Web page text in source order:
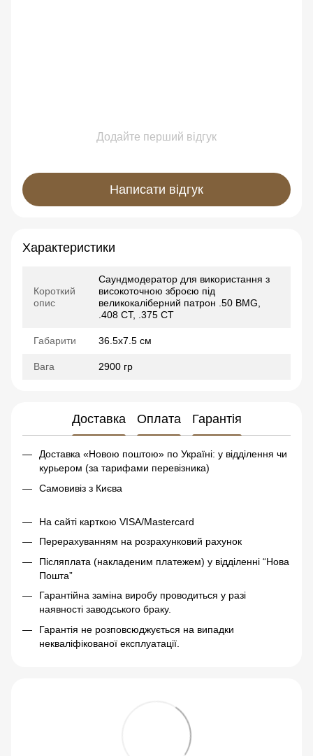
Додайте перший відгук
Написати відгук
Характеристики
Короткий
опис
Саундмодератор для використання з
високоточною зброєю під
великокаліберний патрон .50 BMG,
.408 CT, .375 CT
Габарити 36.5х7.5 см
Вага 2900 гр
Доставка Оплата Гарантія
Доставка «Новою поштою» по Україні: у відділення чи
курьером (за тарифами перевізника)
Самовивіз з Києва
На сайті карткою VISA/Mastercard
Перерахуванням на розрахунковий рахунок
Післяплата (накладеним платежем) у відділенні “Нова
Пошта”
Гарантійна заміна виробу проводиться у разі
наявності заводського браку.
Гарантія не розповсюджується на випадки
некваліфікованої експлуатації.